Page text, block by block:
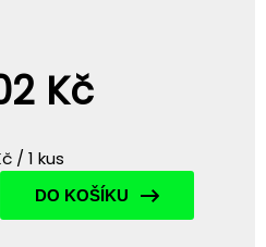
Kč
/ 1 kus
DO KOŠÍKU